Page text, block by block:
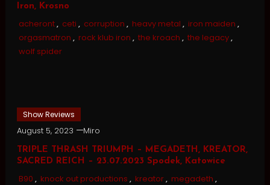
Iron, Krosno
acheront, ceti , corruption , heavy metal , iron maiden ,
orgasmatron , rock klub iron , the kroach , the legacy,
wolf spider
Show Reviews
August 5, 2023 Miro
TRIPLE THRASH TRIUMPH – MEGADETH, KREATOR,
SACRED REICH – 23.07.2023 Spodek, Katowice
B90 , knock out productions , kreator, megadeth ,